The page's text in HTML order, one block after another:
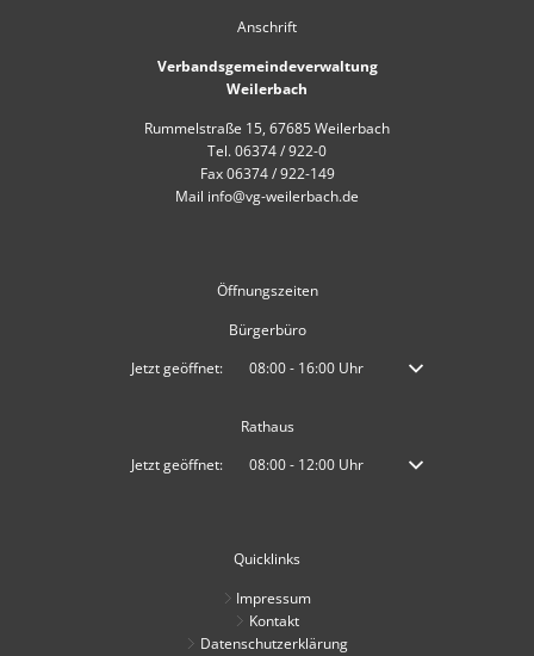
Anschrift
Verbandsgemeindeverwaltung
Weilerbach
Rummelstraße 15, 67685 Weilerbach
Tel. 06374 / 922-0
Fax 06374 / 922-149
Mail info@vg-weilerbach.de
Öffnungszeiten
Bürgerbüro
Klicken, um weitere Öffnungs- oder Schließzeiten auszublenden
Jetzt geöffnet: 08:00- 16:00Uhr Von 08:00 bis 16:00
Rathaus
Klicken, um weitere Öffnungs- oder Schließzeiten auszublenden
Jetzt geöffnet: 08:00- 12:00Uhr Von 08:00 bis 12:00
Quicklinks
Impressum
Kontakt
Datenschutzerklärung